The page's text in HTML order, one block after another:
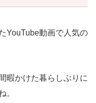
YouTube動画で人気の
暇かけた暮らしぶりに
。